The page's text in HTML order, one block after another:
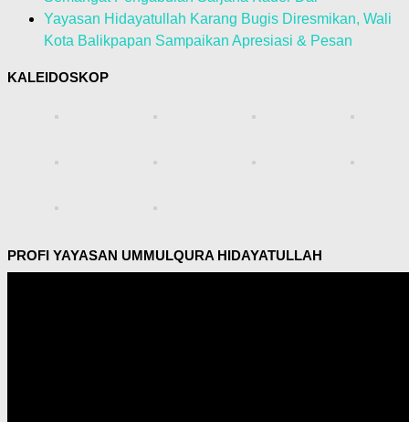
Yayasan Hidayatullah Karang Bugis Diresmikan, Wali
Kota Balikpapan Sampaikan Apresiasi & Pesan
KALEIDOSKOP
PROFI YAYASAN UMMULQURA HIDAYATULLAH